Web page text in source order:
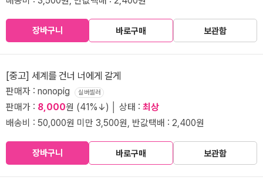
장바구니 바로구매 보관함
[중고] 세계를 건너 너에게 갈게
판매자 : nonopig 실버셀러
판매가 : 8,000원 (41%↓) │ 상태 : 최상
배송비 : 50,000원 미만 3,500원, 반값택배 : 2,400원
장바구니 바로구매 보관함